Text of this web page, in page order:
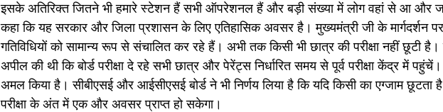
इसके अतिरिक्त जितने भी हमारे स्टेशन हैं सभी ऑपरेशनल हैं और बड़ी संख्या में लोग वहां से आ और
कहा कि यह सरकार और जिला प्रशासन के लिए एतिहासिक अवसर है। मुख्यमंत्री जी के मार्गदर्शन
गतिविधियों को सामान्य रूप से संचालित कर रहे हैं। अभी तक किसी भी छात्र की परीक्षा नहीं छूटी है।
अपील की थी कि बोर्ड परीक्षा दे रहे सभी छात्र और पेरेंट्स निर्धारित समय से पूर्व परीक्षा केंद्र में
अमल किया है। सीबीएसई और आईसीएसई बोर्ड ने भी निर्णय लिया है कि यदि किसी का एग्जाम छूटता
परीक्षा के अंत में एक और अवसर प्राप्त हो सकेगा।